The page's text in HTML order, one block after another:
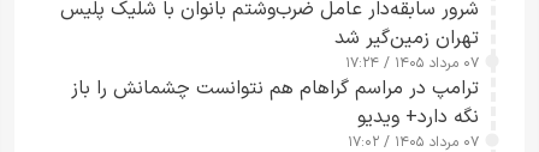
شرور سابقه‌دار عامل ضرب‌وشتم بانوان با شلیک پلیس
تهران زمین‌گیر شد
۰۷ مرداد ۱۴۰۵ / ۱۷:۲۴
ترامپ در مراسم گراهام هم نتوانست چشمانش را باز
نگه دارد+ ویدیو
۰۷ مرداد ۱۴۰۵ / ۱۷:۰۲